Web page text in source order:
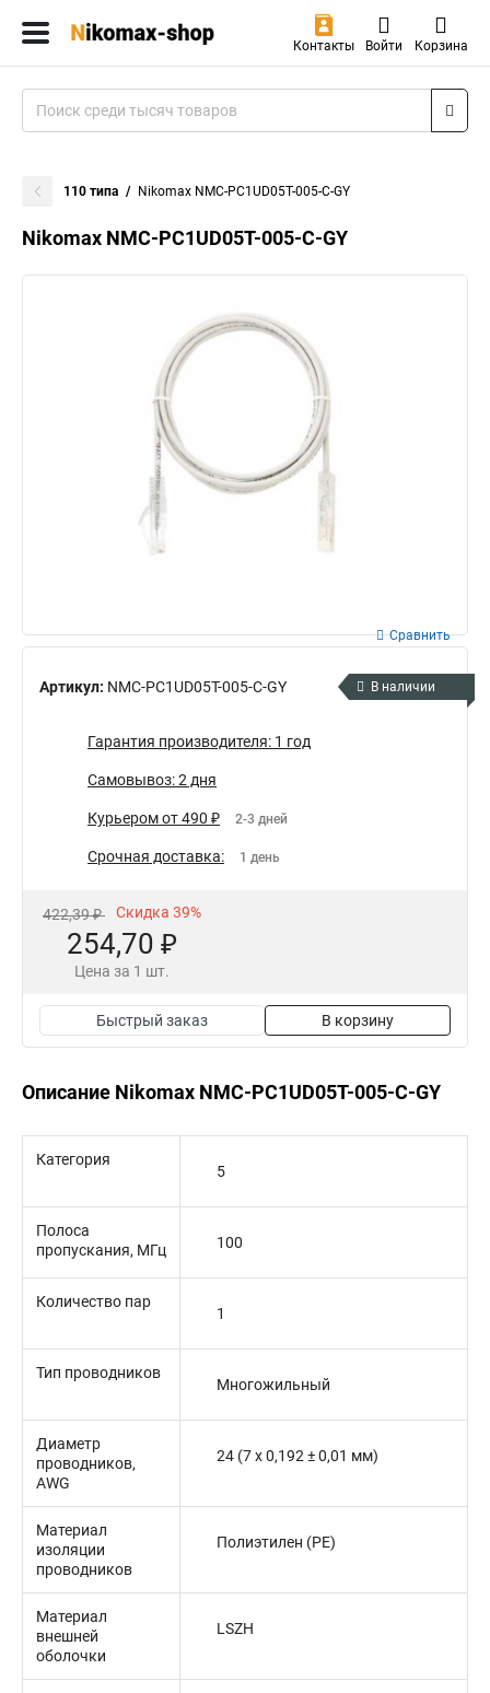
Контакты Войти Корзина
110 типа Nikomax NMC-PC1UD05T-005-C-GY
Nikomax NMC-PC1UD05T-005-C-GY
Артикул: NMC-PC1UD05T-005-C-GY
Сравнить
В наличии
Гарантия производителя: 1 год
Самовывоз: 2 дня
Курьером от 490 ₽ 2-3 дней
Срочная доставка: 1 день
422,39 ₽ Скидка 39%
254,70 ₽
Цена за 1 шт.
Быстрый заказ В корзину
Описание Nikomax NMC-PC1UD05T-005-C-GY
Категория
5
Полоса
пропускания, МГц
100
Количество пар
1
Тип проводников
Многожильный
Диаметр
проводников,
AWG
24 (7 х 0,192 ± 0,01 мм)
Материал
изоляции
проводников
Полиэтилен (PE)
Материал
внешней
оболочки
LSZH